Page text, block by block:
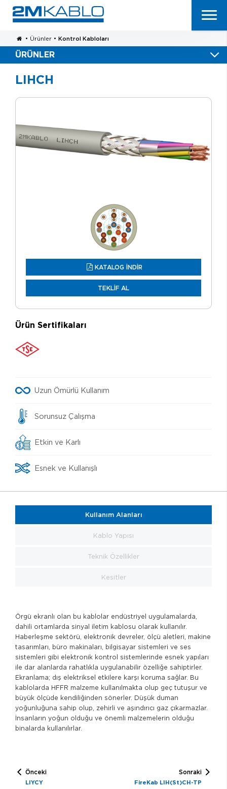
• Ürünler • Kontrol Kabloları
ÜRÜNLER
LIHCH
KATALOG İNDİR
TEKLİF AL
Ürün Sertifikaları
Uzun Ömürlü Kullanım
Sorunsuz Çalışma
Etkin ve Karlı
Esnek ve Kullanışlı
Kullanım Alanları
Kablo Yapısı
Teknik Özellikler
Kesitler
Örgü ekranlı olan bu kablolar endüstriyel uygulamalarda,
dahili ortamlarda sinyal iletim kablosu olarak kullanılır.
Haberleşme sektörü, elektronik devreler, ölçü aletleri, makine
tasarımları, büro makinaları, bilgisayar sistemleri ve ses
sistemleri gibi elektronik kontrol sistemlerinde esnek yapıları
ile dar alanlarda rahatlıkla uygulanabilir özelliğe sahiptirler.
Ekranlama; dış elektriksel etkilere karşı koruma sağlar. Bu
kablolarda HFFR malzeme kullanılmakta olup geç tutuşur ve
büyük ölçüde kendiliğinden sönerler. Düşük duman
yoğunluğuna sahip olup, zehirli ve aşındırıcı gaz çıkarmazlar.
İnsanların yoğun olduğu ve önemli malzemelerin olduğu
binalarda kullanılırlar.
Önceki
LIYCY
Sonraki
FireKab LIH(St)CH-TP